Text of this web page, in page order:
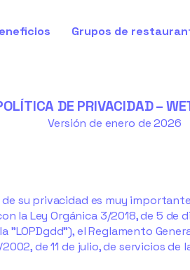
Grupos de
DE PRIVACIDAD –
Versión de enero de 2026
su privacidad es muy
la Ley Orgánica 3/2018, de 5 de
"LOPDgdd"), el Reglamento
de 11 de julio, de servicios